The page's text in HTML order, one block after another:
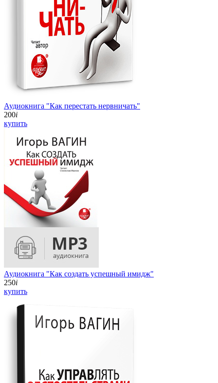
Аудиокнига "Как перестать нервничать"
200i
купить
Аудиокнига "Как создать успешный имидж"
250i
купить